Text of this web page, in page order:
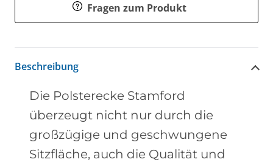
Fragen zum Produkt
Beschreibung
Die Polsterecke Stamford
überzeugt nicht nur durch die
großzügige und geschwungene
Sitzfläche, auch die Qualität und